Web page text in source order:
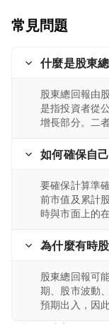
常見問題
什麼是股東
股東總回報由
是指投資者從
增長部分。二
如何確保自
要確保計算準
前市值及累計
時與市面上的
為什麼有時
股東總回報可
期、股市波動
預期出入，因